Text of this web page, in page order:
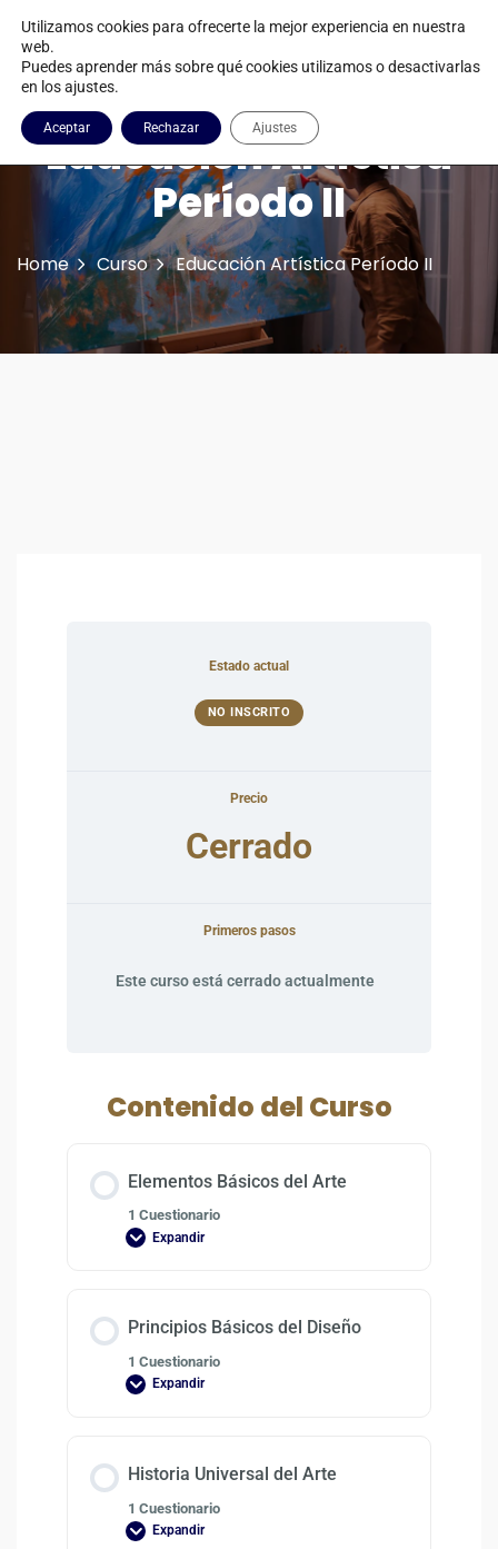
Educación Artística
Período II
Home Curso Educación Artística Período II
Estado actual
NO INSCRITO
Precio
Cerrado
Primeros pasos
Este curso está cerrado actualmente
Contenido del Curso
Elementos Básicos del Arte
1 Cuestionario
Expandir
Principios Básicos del Diseño
1 Cuestionario
Expandir
Historia Universal del Arte
1 Cuestionario
Expandir
Utilizamos cookies para ofrecerte la mejor experiencia en nuestra
web.
Puedes aprender más sobre qué cookies utilizamos o desactivarlas
en los ajustes.
Aceptar Rechazar Ajustes